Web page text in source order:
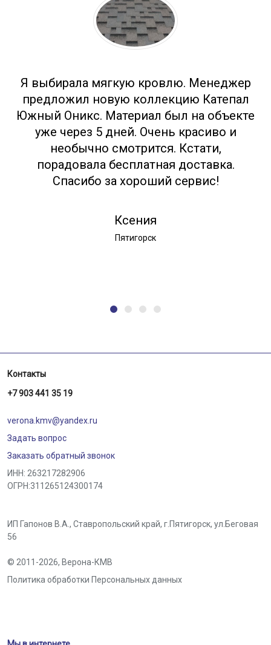
Я выбирала мягкую кровлю. Менеджер
предложил новую коллекцию Катепал
Южный Оникс. Материал был на объекте
уже через 5 дней. Очень красиво и
необычно смотрится. Кстати,
порадовала бесплатная доставка.
Спасибо за хороший сервис!
Ксения
Пятигорск
Контакты
+7 903 441 35 19
verona.kmv@yandex.ru
Задать вопрос
Заказать обратный звонок
ИНН: 263217282906
ОГРН:311265124300174
ИП Гапонов В.А., Ставропольский край, г.Пятигорск, ул.Беговая
56
© 2011-2026, Верона-КМВ
Политика обработки Персональных данных